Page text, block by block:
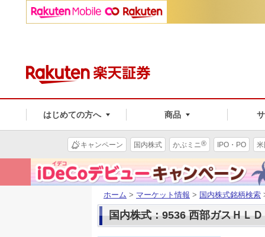
はじめての方へ 商品
キャンペーン 国内株式 かぶミニ® IPO・PO
ホーム > マーケット情報 > 国内株式銘柄検索
国内株式：9536 西部ガスＨＬ